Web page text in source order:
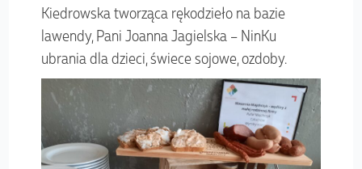
Kiedrowska tworząca rękodzieło na bazie
lawendy, Pani Joanna Jagielska – NinKu
ubrania dla dzieci, świece sojowe, ozdoby.